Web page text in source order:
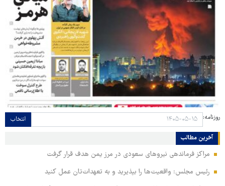
روزنامه: انتخاب
آخرین مطالب
مراکز فرماندهی نیروهای سعودی در مرز یمن هدف قرار گرفت
رئیس مجلس: واقعیت‌ها را بپذیرید و به تعهدات‌تان عمل کنید